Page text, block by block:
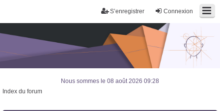
Connexion
S’enregistrer
Nous sommes le 08 août 2026 09:28
Index du forum